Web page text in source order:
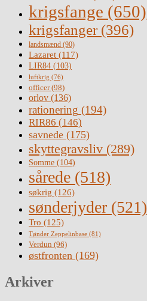
krigsfange (650)
krigsfanger (396)
landsmænd (90)
Lazaret (117)
LIR84 (103)
luftkrig (76)
officer(98)
orlov (136)
rationering (194)
RIR86 (146)
savnede (175)
skyttegravsliv (289)
Somme (104)
sårede (518)
søkrig (126)
sønderjyder (521)
Tro (125)
Tønder Zeppelinbase (81)
Verdun (96)
østfronten (169)
Arkiver